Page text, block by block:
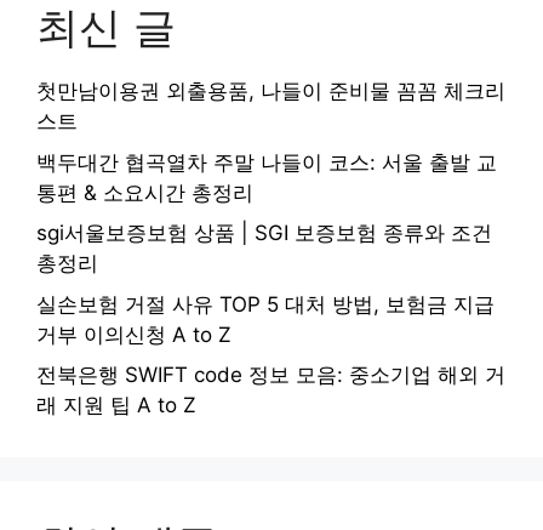
최신 글
첫만남이용권 외출용품, 나들이 준비물 꼼꼼 체크리
스트
백두대간 협곡열차 주말 나들이 코스: 서울 출발 교
통편 & 소요시간 총정리
sgi서울보증보험 상품 | SGI 보증보험 종류와 조건
총정리
실손보험 거절 사유 TOP 5 대처 방법, 보험금 지급
거부 이의신청 A to Z
전북은행 SWIFT code 정보 모음: 중소기업 해외 거
래 지원 팁 A to Z